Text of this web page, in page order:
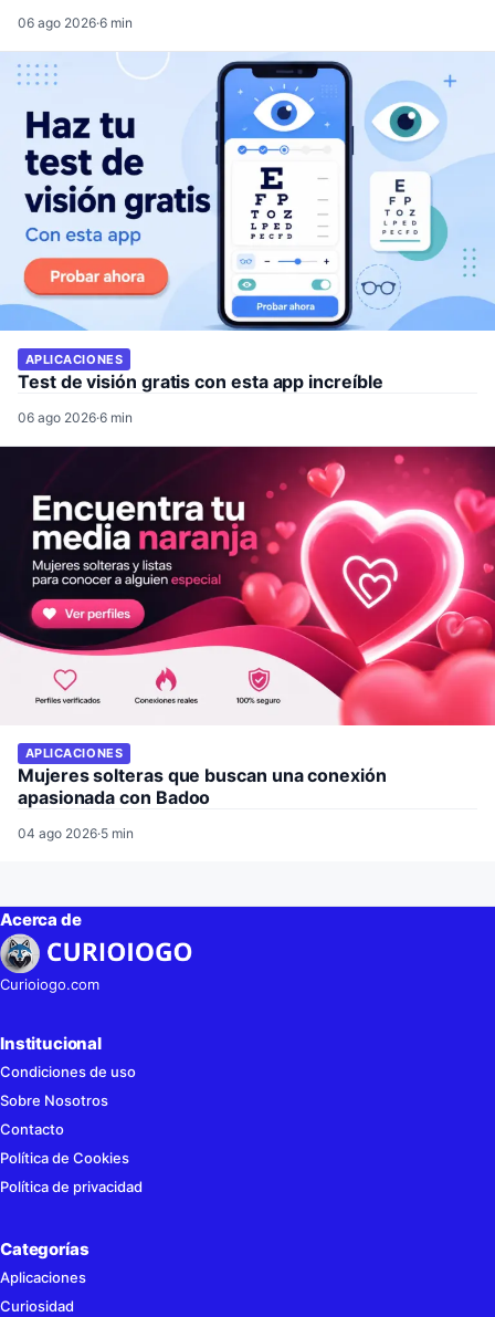
06 ago 2026·6 min
APLICACIONES
Test de visión gratis con esta app increíble
06 ago 2026·6 min
APLICACIONES
Mujeres solteras que buscan una conexión
apasionada con Badoo
04 ago 2026·5 min
Acerca de
Curioiogo.com
Institucional
Condiciones de uso
Sobre Nosotros
Contacto
Política de Cookies
Política de privacidad
Categorías
Aplicaciones
Curiosidad